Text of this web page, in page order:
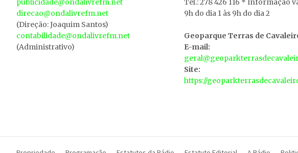
publicidade@ondalivrefm.net
direcao@ondalivrefm.net
(Direção: Joaquim Santos)
contabilidade@ondalivrefm.net
(Administrativo)
Tel.: 278 426 116 * Informação
9h do dia 1 às 9h do dia 2
Geoparque Terras de
E-mail:
Site:
https://